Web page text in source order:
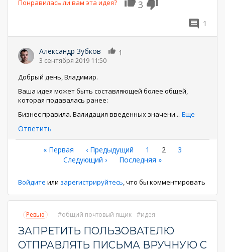
Понравилась ли вам эта идея? 3
1
Александр Зубков
3 сентября 2019 11:50
1
Добрый день, Владимир.
Ваша идея может быть составляющей более общей,
которая подавалась ранее:
Бизнес правила. Валидация введенных значени... Еще
Ответить
Нумерация
страниц
Первая
страница
« Первая ←
‹ Предыдущий Страница
1
Текущая
2 Страница
3
Следующая
Следующий ›
Последняя
Последняя »
Войдите или зарегистрируйтесь, что бы комментировать
Ревью общий почтовый ящик идея
ЗАПРЕТИТЬ ПОЛЬЗОВАТЕЛЮ
ОТПРАВЛЯТЬ ПИСЬМА ВРУЧНУЮ С